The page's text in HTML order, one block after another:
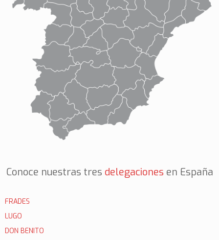
Conoce nuestras tres delegaciones en España
FRADES
LUGO
DON BENITO